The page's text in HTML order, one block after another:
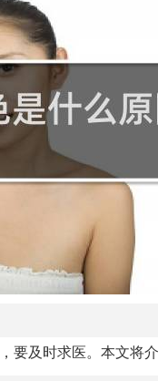
及时求医。本文将